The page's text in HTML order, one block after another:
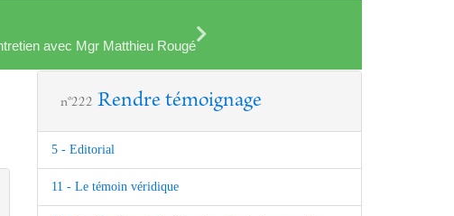
avec Mgr Matthieu Rougé
n°222 Rendre témoignage
5 - Editorial
11 - Le témoin véridique